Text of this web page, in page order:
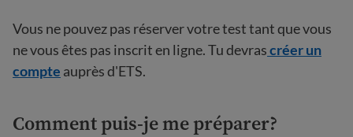
Vous ne pouvez pas réserver votre test tant que vous
ne vous êtes pas inscrit en ligne. Tu devrascréer un
compte auprès d'ETS.
Comment puis-je me préparer?